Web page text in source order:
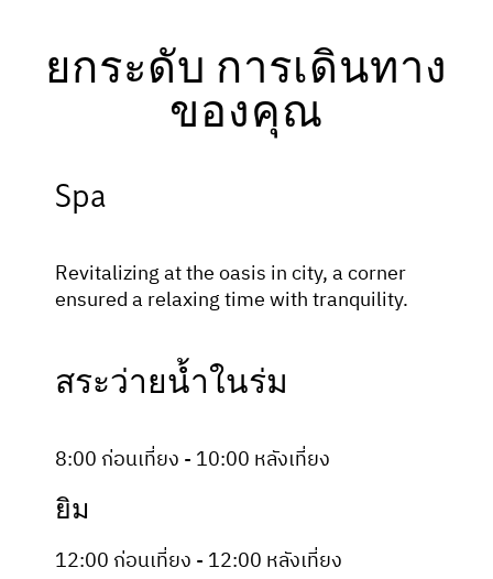
ยกระดับ การเดินทาง
ของคุณ
Spa
Revitalizing at the oasis in city, a corner
ensured a relaxing time with tranquility.
สระว่ายน้ำในร่ม
8:00 ก่อนเที่ยง - 10:00 หลังเที่ยง
ยิม
12:00 ก่อนเที่ยง - 12:00 หลังเที่ยง